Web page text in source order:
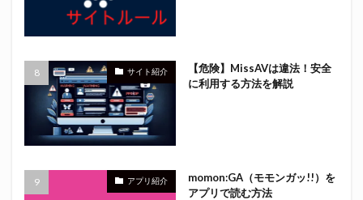
サイト紹介
【危険】MissAVは違法！安全
に利用する方法を解説
アプリ紹介
momon:GA（モモンガッ!!）を
アプリで読む方法